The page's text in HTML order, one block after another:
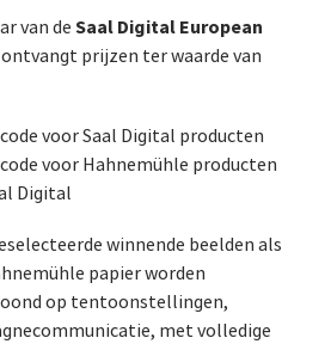
van de Saal Digital European
prijzen ter waarde van
voor Saal Digital producten
voor Hahnemühle producten
Digital
winnende beelden als
papier worden
op tentoonstellingen,
met volledige